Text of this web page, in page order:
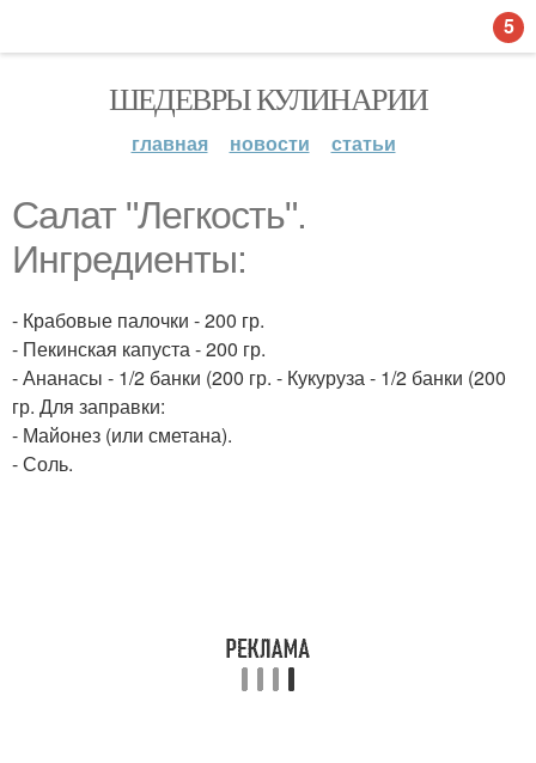
ШЕДЕВРЫ КУЛИНАРИИ
главная новости статьи
Салат "Легкость".
Ингредиенты:
- Крабовые палочки - 200 гр.
- Пекинская капуста - 200 гр.
- Ананасы - 1/2 банки (200 гр. - Кукуруза - 1/2 банки (200
гр. Для заправки:
- Майонез (или сметана).
- Соль.
5